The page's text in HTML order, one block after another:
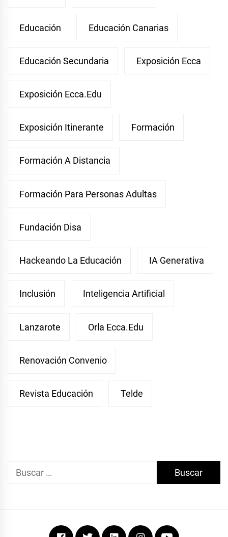
Educación Educación Canarias
Educación Secundaria Exposición Ecca
Exposición Ecca.edu
Exposición Itinerante Formación
Formación A Distancia
Formación Para Personas Adultas
Fundación Disa
Hackeando La Educación IA Generativa
Inclusión Inteligencia Artificial
Lanzarote Orla Ecca.edu
Renovación Convenio
Revista Educación Telde
Buscar:
FacebookTwitterLinkedinInstagramYoutube